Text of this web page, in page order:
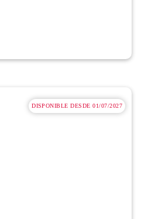
DISPONIBLE DESDE 01/07/2027